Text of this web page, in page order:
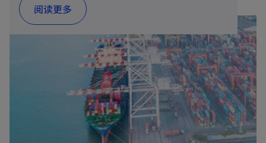
a
b
n
e
w
t
a
b
阅读更多